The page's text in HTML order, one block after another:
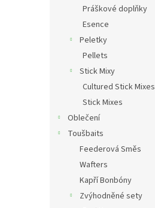
Práškové doplňky
Esence
Peletky
Pellets
Stick Mixy
Cultured Stick Mixes
Stick Mixes
Oblečení
Toušbaits
Feederová Směs
Wafters
Kapří Bonbóny
Zvýhodněné sety